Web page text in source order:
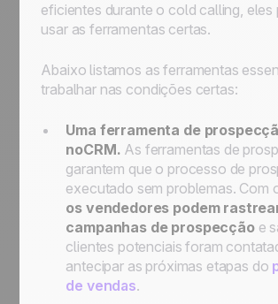
eficientes durante o cold calling, eles
usar as ferramentas certas.
Abaixo listamos as ferramentas
trabalhar nas condições certas:
Uma ferramenta de
noCRM. As ferramentas de
garantem que o processo de
executado sem problemas. Com
os vendedores podem
campanhas de prospecçãoe
clientes potenciais foram
antecipar as próximas etapas do
de vendas.